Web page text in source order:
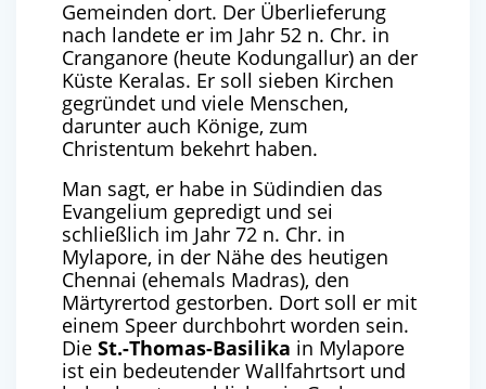
Gemeinden dort. Der Überlieferung
nach landete er im Jahr 52 n. Chr. in
Cranganore (heute Kodungallur) an der
Küste Keralas. Er soll sieben Kirchen
gegründet und viele Menschen,
darunter auch Könige, zum
Christentum bekehrt haben.
Man sagt, er habe in Südindien das
Evangelium gepredigt und sei
schließlich im Jahr 72 n. Chr. in
Mylapore, in der Nähe des heutigen
Chennai (ehemals Madras), den
Märtyrertod gestorben. Dort soll er mit
einem Speer durchbohrt worden sein.
Die St.-Thomas-Basilika in Mylapore
ist ein bedeutender Wallfahrtsort und